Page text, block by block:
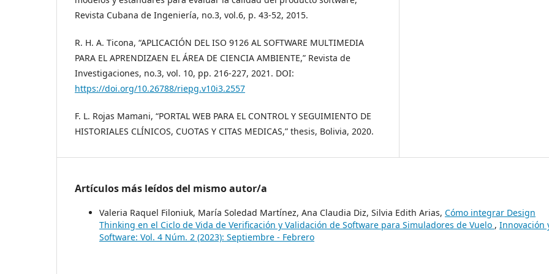
Revista Cubana de Ingeniería, no.3, vol.6, p. 43-52, 2015.
R. H. A. Ticona, “APLICACIÓN DEL ISO 9126 AL SOFTWARE MULTIMEDIA
PARA EL APRENDIZAEN EL ÁREA DE CIENCIA AMBIENTE,” Revista de
Investigaciones, no.3, vol. 10, pp. 216-227, 2021. DOI:
https://doi.org/10.26788/riepg.v10i3.2557
F. L. Rojas Mamani, “PORTAL WEB PARA EL CONTROL Y SEGUIMIENTO DE
HISTORIALES CLÍNICOS, CUOTAS Y CITAS MEDICAS,” thesis, Bolivia, 2020.
Artículos más leídos del mismo autor/a
Valeria Raquel Filoniuk, María Soledad Martínez, Ana Claudia Diz, Silvia Edith Arias, Cómo integrar Design
Thinking en el Ciclo de Vida de Verificación y Validación de Software para Simuladores de Vuelo , Innovación
Software: Vol. 4 Núm. 2 (2023): Septiembre - Febrero